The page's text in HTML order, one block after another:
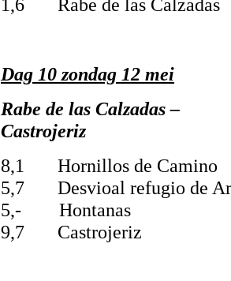
1,6 Rabe de las Calzadas
Dag 10 zondag 12 mei
Rabe de las Calzadas –
8,1 Hornillos de Camino
5,7 Desvioal refugio de
5,- Hontanas
9,7 Castrojeriz